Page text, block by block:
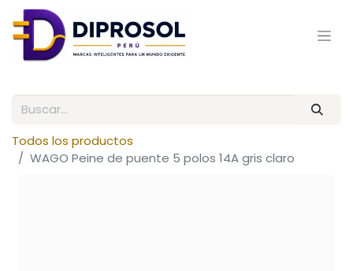
Todos los productos
WAGO Peine de puente 5 polos 14A gris claro